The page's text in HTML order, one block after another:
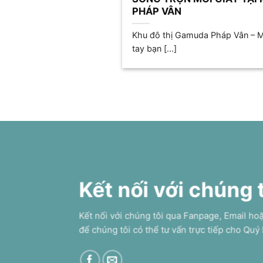
PHÁP VÂN
Khu đô thị Gamuda Pháp Vân –
tay bạn [...]
Kết nối với chúng
Kết nối với chúng tôi qua Fanpage, Email
để chúng tôi có thể tư vấn trực tiếp cho Quý